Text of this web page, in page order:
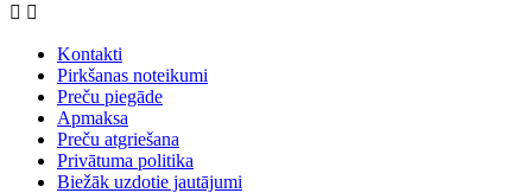
 
Kontakti
Pirkšanas noteikumi
Preču piegāde
Apmaksa
Preču atgriešana
Privātuma politika
Biežāk uzdotie jautājumi